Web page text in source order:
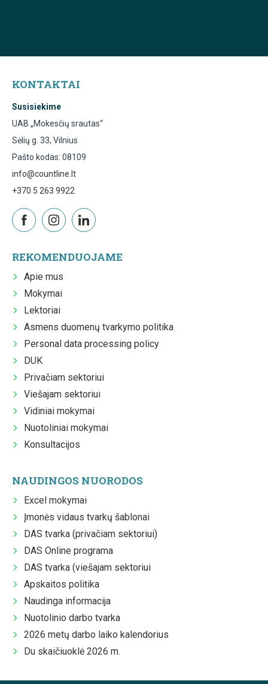
KONTAKTAI
Susisiekime
UAB „Mokesčių srautas“
Sėlių g. 33, Vilnius
Pašto kodas: 08109
info@countline.lt
+370 5 263 9922
REKOMENDUOJAME
Apie mus
Mokymai
Lektoriai
Asmens duomenų tvarkymo politika
Personal data processing policy
DUK
Privačiam sektoriui
Viešajam sektoriui
Vidiniai mokymai
Nuotoliniai mokymai
Konsultacijos
NAUDINGOS NUORODOS
Excel mokymai
Įmonės vidaus tvarkų šablonai
DAS tvarka (privačiam sektoriui)
DAS Online programa
DAS tvarka (viešajam sektoriui
Apskaitos politika
Naudinga informacija
Nuotolinio darbo tvarka
2026 metų darbo laiko kalendorius
Du skaičiuoklė 2026 m.